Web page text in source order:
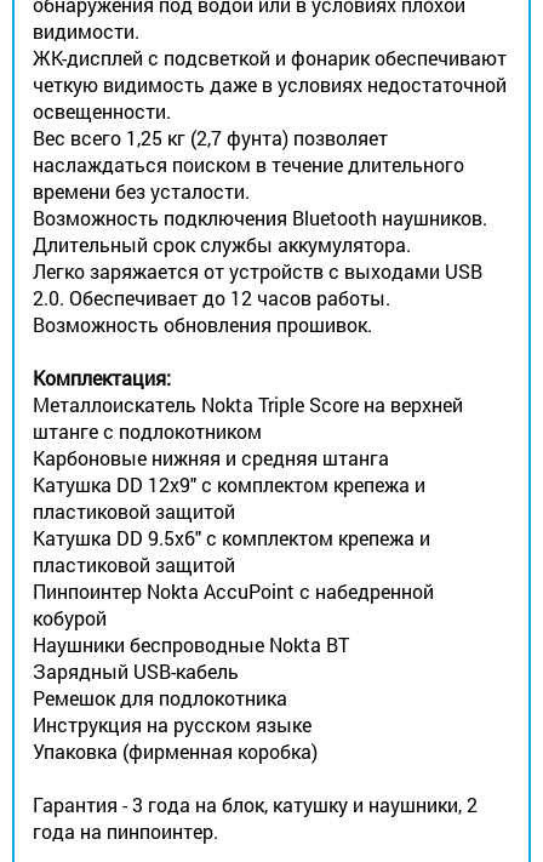
видимости.
ЖК-дисплей с подсветкой и фонарик обеспечивают
четкую видимость даже в условиях недостаточной
освещенности.
Вес всего 1,25 кг (2,7 фунта) позволяет
наслаждаться поиском в течение длительного
времени без усталости.
Возможность подключения Bluetooth наушников.
Длительный срок службы аккумулятора.
Легко заряжается от устройств с выходами USB
2.0. Обеспечивает до 12 часов работы.
Возможность обновления прошивок.
Комплектация:
Металлоискатель Nokta Triple Score на верхней
штанге с подлокотником
Карбоновые нижняя и средняя штанга
Катушка DD 12x9" с комплектом крепежа и
пластиковой защитой
Катушка DD 9.5x6" с комплектом крепежа и
пластиковой защитой
Пинпоинтер Nokta AccuPoint с набедренной
кобурой
Наушники беспроводные Nokta BT
Зарядный USB-кабель
Ремешок для подлокотника
Инструкция на русском языке
Упаковка (фирменная коробка)
Гарантия - 3 года на блок, катушку и наушники, 2
года на пинпоинтер.